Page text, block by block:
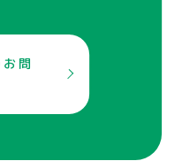
問